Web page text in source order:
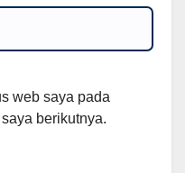
web saya pada
berikutnya.